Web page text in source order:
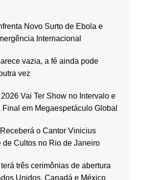
Novo Surto de Ebola e
Internacional
vazia, a fé ainda pode
vez
Vai Ter Show no Intervalo e
Final em Megaespetáculo Global
o Cantor Vinicius
de Cultos no Rio de Janeiro
três cerimônias de abertura
Unidos, Canadá e México